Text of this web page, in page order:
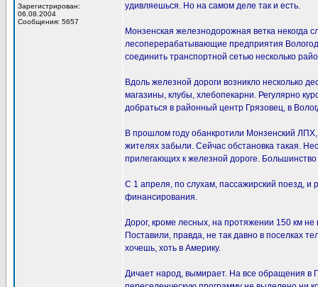
Зарегистрирован:
06.08.2004
Сообщения: 5657
удивляешься. Но на самом деле так и есть.
Монзенская железнодорожная ветка некогда
лесоперерабатывающие предприятия
соединить транспортной сетью несколько
Вдоль железной дороги возникло несколько
магазины, клубы, хлебопекарни. Регулярно
добраться в районный центр Грязовец, в
В прошлом году обанкротили Монзенский
жителях забыли. Сейчас обстановка такая.
прилегающих к железной дороге.
С 1 апреля, по слухам, пассажирский поезд, и
финансирования.
Дорог, кроме лесных, на протяжении 150 км
Поставили, правда, не так давно в поселках
хочешь, хоть в Америку.
Дичает народ, вымирает. На все обращения в